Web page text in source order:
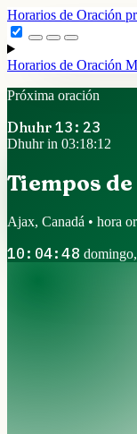
Horarios de Oración
Horarios de Oración
Próxima oración
Dhuhr 13:23
Dhuhr in 03:18:11
Tiempos
Ajax, Canadá • hora
10:04:49